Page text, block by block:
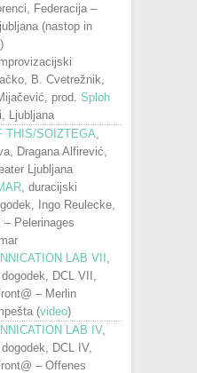
Federacija –
(nastop in
B. Cvetrežnik,
prod. Sploh
Ljubljana
THIS/SOIZTEGA
Dragana Alfirević,
Ljubljana
, duracijski
Ingo Reulecke,
– Pelerinages
LAB VII
DCL VII,
– Merlin
(video)
LAB IV,
DCL IV,
– Offenes